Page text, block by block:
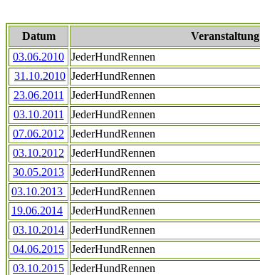
Datum
Veranstaltung
03.06.2010 JederHundRennen
31.10.2010 JederHundRennen
23.06.2011
JederHundRennen
03.10.2011
JederHundRennen
07.06.2012
JederHundRennen
03.10.2012
JederHundRennen
30.05.2013 JederHundRennen
03.10.2013
JederHundRennen
19.06.2014
JederHundRennen
03.10.2014 JederHundRennen
04.06.2015 JederHundRennen
03.10.2015 JederHundRennen